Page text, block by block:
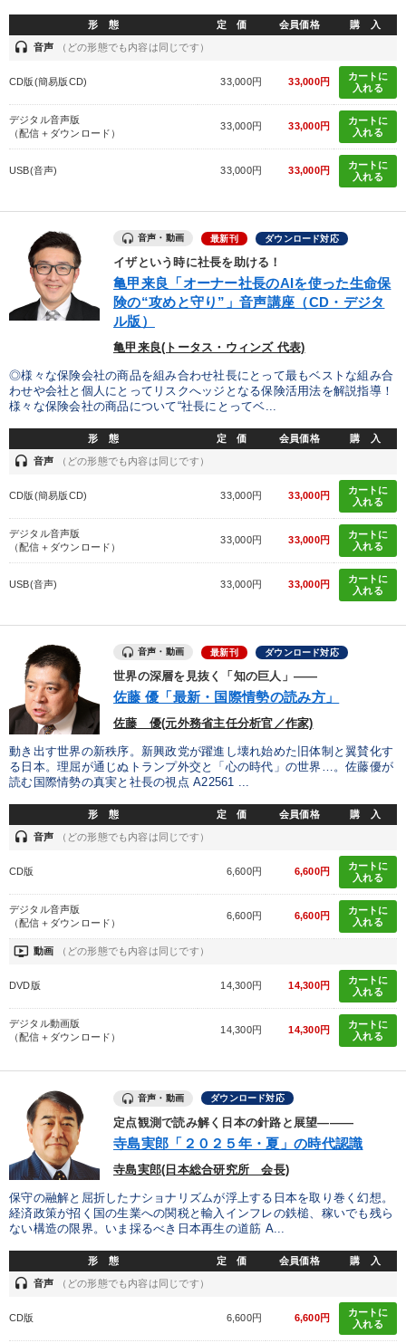
形 態 定 価 会員価格 購 入
headset 音声 （どの形態でも内容は同じです）
CD版(簡易版CD) 33,000円 33,000円
カートに
入れる
デジタル音声版
（配信＋ダウンロード）
33,000円 33,000円
カートに
入れる
USB(音声) 33,000円 33,000円
カートに
入れる
音声・動画 最新刊 ダウンロード対応
イザという時に社長を助ける！
亀甲来良「オーナー社長のAIを使った生命保
険の“攻めと守り”」音声講座（CD・デジタ
ル版）
亀甲来良(トータス・ウィンズ 代表)
◎様々な保険会社の商品を組み合わせ社長にとって最もベストな組み合
わせや会社と個人にとってリスクへッジとなる保険活用法を解説指導！
様々な保険会社の商品について“社長にとってベ...
形 態 定 価 会員価格 購 入
headset 音声 （どの形態でも内容は同じです）
CD版(簡易版CD) 33,000円 33,000円
カートに
入れる
デジタル音声版
（配信＋ダウンロード）
33,000円 33,000円
カートに
入れる
USB(音声) 33,000円 33,000円
カートに
入れる
音声・動画 最新刊 ダウンロード対応
世界の深層を見抜く「知の巨人」――
佐藤 優「最新・国際情勢の読み方」
佐藤 優(元外務省主任分析官／作家)
動き出す世界の新秩序。新興政党が躍進し壊れ始めた旧体制と翼賛化す
る日本。理屈が通じぬトランプ外交と「心の時代」の世界…。佐藤優が
読む国際情勢の真実と社長の視点 A22561 ...
形 態 定 価 会員価格 購 入
headset 音声 （どの形態でも内容は同じです）
CD版 6,600円 6,600円
カートに
入れる
デジタル音声版
（配信＋ダウンロード）
6,600円 6,600円
カートに
入れる
ondemand_video 動画 （どの形態でも内容は同じです）
DVD版 14,300円 14,300円
カートに
入れる
デジタル動画版
（配信＋ダウンロード）
14,300円 14,300円
カートに
入れる
音声・動画 ダウンロード対応
定点観測で読み解く日本の針路と展望―――
寺島実郎「２０２５年・夏」の時代認識
寺島実郎(日本総合研究所 会長)
保守の融解と屈折したナショナリズムが浮上する日本を取り巻く幻想。
経済政策が招く国の生業への関税と輸入インフレの鉄槌、稼いでも残ら
ない構造の限界。いま採るべき日本再生の道筋 A...
形 態 定 価 会員価格 購 入
headset 音声 （どの形態でも内容は同じです）
CD版 6,600円 6,600円
カートに
入れる